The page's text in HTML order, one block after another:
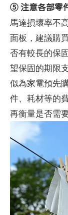
⑤ 注意各部零
馬達損壞率不
面板，建議購
否有較長的保
望保固的期限
似為家電預先
件、耗材等的
再衡量是否需